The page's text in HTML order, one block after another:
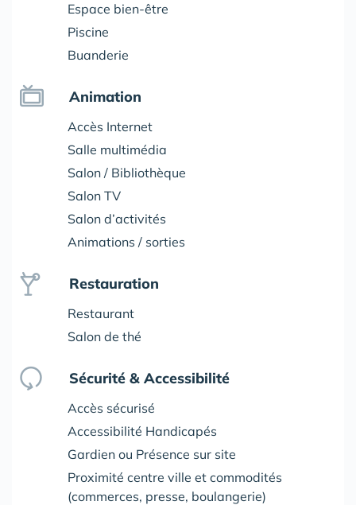
Espace bien-être
Piscine
Buanderie
Animation
Accès Internet
Salle multimédia
Salon / Bibliothèque
Salon TV
Salon d’activités
Animations / sorties
Restauration
Restaurant
Salon de thé
Sécurité & Accessibilité
Accès sécurisé
Accessibilité Handicapés
Gardien ou Présence sur site
Proximité centre ville et commodités
(commerces, presse, boulangerie)